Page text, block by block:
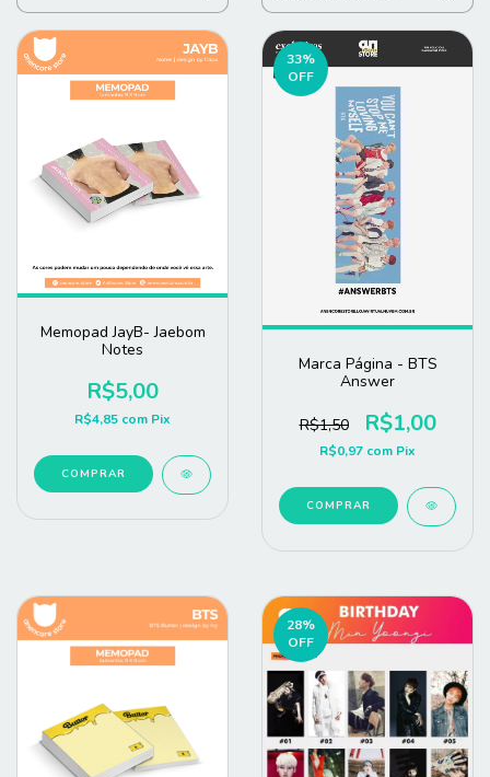
Memopad JayB- Jaebom
Notes
R$5,00
R$4,85 com Pix
COMPRAR
33%
OFF
Marca Página - BTS
Answer
R$1,50 R$1,00
R$0,97 com Pix
COMPRAR
28%
OFF